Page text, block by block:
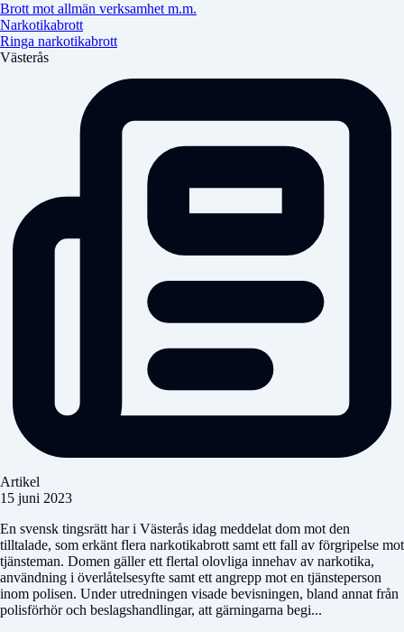
Brott mot allmän verksamhet m.m.
Narkotikabrott
Ringa narkotikabrott
Västerås
Artikel
15 juni 2023
En svensk tingsrätt har i Västerås idag meddelat dom mot den
tilltalade, som erkänt flera narkotikabrott samt ett fall av förgripelse mot
tjänsteman. Domen gäller ett flertal olovliga innehav av narkotika,
användning i överlåtelsesyfte samt ett angrepp mot en tjänsteperson
inom polisen. Under utredningen visade bevisningen, bland annat från
polisförhör och beslagshandlingar, att gärningarna begi...